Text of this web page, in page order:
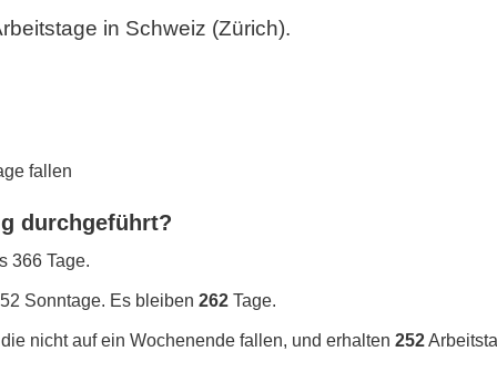
in Schweiz (Zürich).
fallen
durchgeführt?
366 Tage.
Sonntage. Es bleiben 262 Tage.
nicht auf ein Wochenende fallen, und erhalten 252